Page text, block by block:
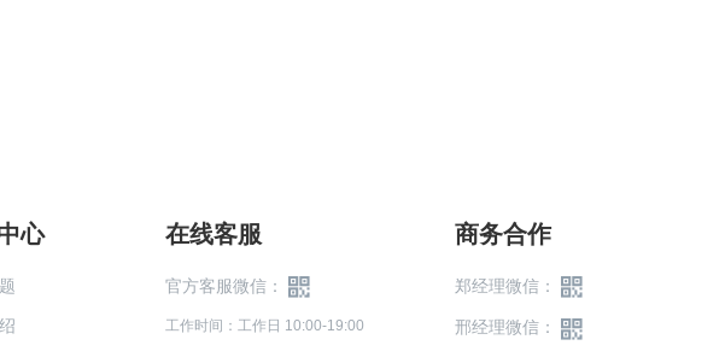
心 在线客服
官方客服微信：
工作时间：工作日 10:00-19:00
商务合作
郑经理微信：
邢经理微信：